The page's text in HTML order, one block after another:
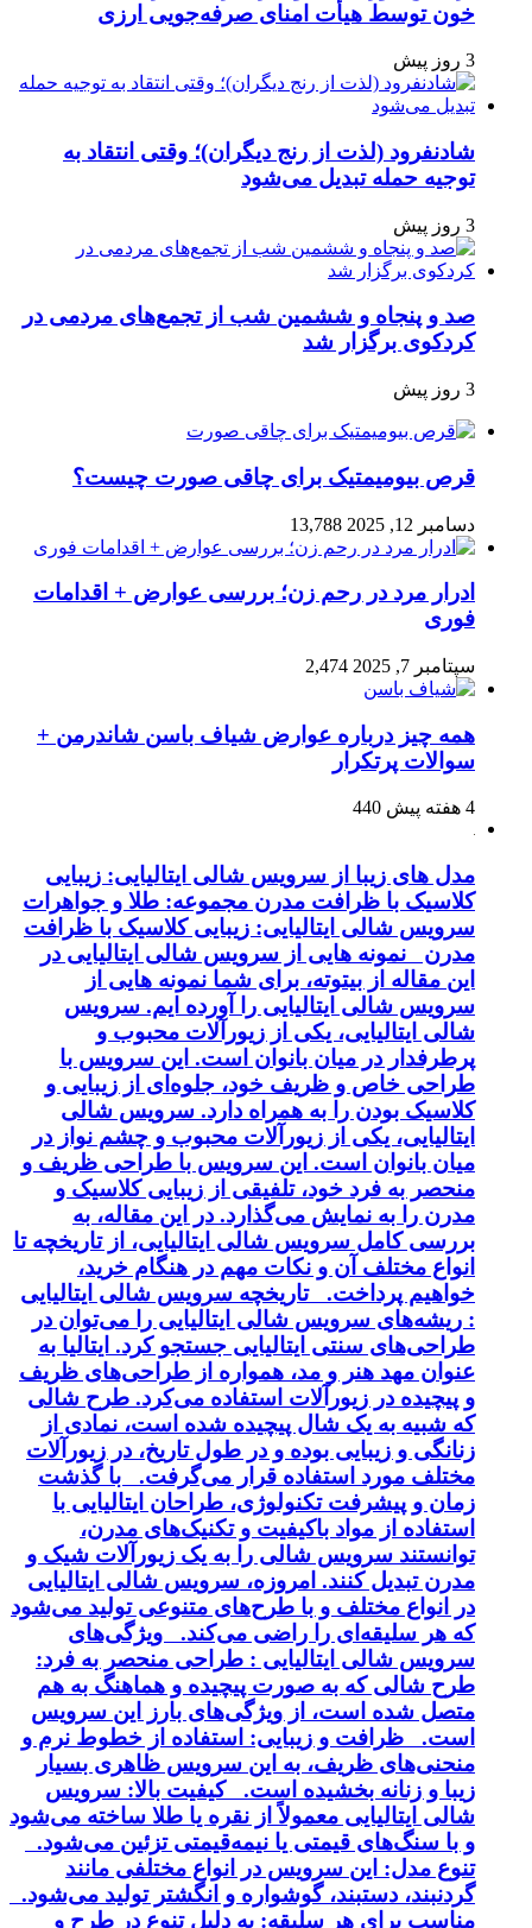
خون توسط هیأت امنای صرفه‌جویی ارزی
3 روز پیش
شادنفرود (لذت از رنج دیگران)؛ وقتی انتقاد به
توجیه حمله تبدیل می‌شود
3 روز پیش
صد و پنجاه‌ و ششمین شب از تجمع‌های مردمی در
کردکوی برگزار شد
3 روز پیش
قرص بیومیمتیک برای چاقی صورت چیست؟
دسامبر 12, 2025 13,788
ادرار مرد در رحم زن؛ بررسی عوارض + اقدامات
فوری
سپتامبر 7, 2025 2,474
همه چیز درباره عوارض شیاف باسن شاندرمن +
سوالات پرتکرار
4 هفته پیش 440
مدل های زیبا از سرویس شالی ایتالیایی: زیبایی
کلاسیک با ظرافت مدرن مجموعه: طلا و جواهرات
سرویس شالی ایتالیایی: زیبایی کلاسیک با ظرافت
مدرن نمونه هایی از سرویس شالی ایتالیایی در
این مقاله از بیتوته، برای شما نمونه هایی از
سرویس شالی ایتالیایی را آورده ایم. سرویس
شالی ایتالیایی، یکی از زیورآلات محبوب و
پرطرفدار در میان بانوان است. این سرویس با
طراحی خاص و ظریف خود، جلوه‌ای از زیبایی و
کلاسیک بودن را به همراه دارد. سرویس شالی
ایتالیایی، یکی از زیورآلات محبوب و چشم نواز در
میان بانوان است. این سرویس با طراحی ظریف و
منحصر به فرد خود، تلفیقی از زیبایی کلاسیک و
مدرن را به نمایش می‌گذارد. در این مقاله، به
بررسی کامل سرویس شالی ایتالیایی، از تاریخچه تا
انواع مختلف آن و نکات مهم در هنگام خرید،
خواهیم پرداخت. تاریخچه سرویس شالی ایتالیایی
: ریشه‌های سرویس شالی ایتالیایی را می‌توان در
طراحی‌های سنتی ایتالیایی جستجو کرد. ایتالیا به
عنوان مهد هنر و مد، همواره از طراحی‌های ظریف
و پیچیده در زیورآلات استفاده می‌کرد. طرح شالی
که شبیه به یک شال پیچیده شده است، نمادی از
زنانگی و زیبایی بوده و در طول تاریخ، در زیورآلات
مختلف مورد استفاده قرار می‌گرفت. با گذشت
زمان و پیشرفت تکنولوژی، طراحان ایتالیایی با
استفاده از مواد باکیفیت و تکنیک‌های مدرن،
توانستند سرویس شالی را به یک زیورآلات شیک و
مدرن تبدیل کنند. امروزه، سرویس شالی ایتالیایی
در انواع مختلف و با طرح‌های متنوعی تولید می‌شود
که هر سلیقه‌ای را راضی می‌کند. ویژگی‌های
سرویس شالی ایتالیایی : طراحی منحصر به فرد:
طرح شالی که به صورت پیچیده و هماهنگ به هم
متصل شده است، از ویژگی‌های بارز این سرویس
است. ظرافت و زیبایی: استفاده از خطوط نرم و
منحنی‌های ظریف، به این سرویس ظاهری بسیار
زیبا و زنانه بخشیده است. کیفیت بالا: سرویس
شالی ایتالیایی معمولاً از نقره یا طلا ساخته می‌شود
و با سنگ‌های قیمتی یا نیمه‌قیمتی تزئین می‌شود.
تنوع مدل: این سرویس در انواع مختلفی مانند
گردنبند، دستبند، گوشواره و انگشتر تولید می‌شود.
مناسب برای هر سلیقه: به دلیل تنوع در طرح و